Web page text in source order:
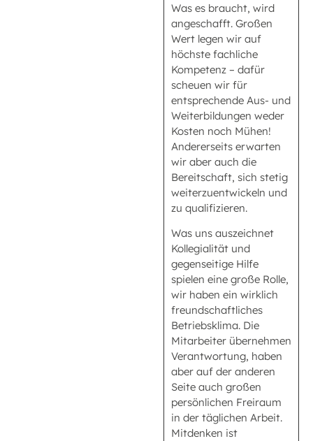
Was es braucht, wird
angeschafft. Großen
Wert legen wir auf
höchste fachliche
Kompetenz – dafür
scheuen wir für
entsprechende Aus- und
Weiterbildungen weder
Kosten noch Mühen!
Andererseits erwarten
wir aber auch die
Bereitschaft, sich stetig
weiterzuentwickeln und
zu qualifizieren.
Was uns auszeichnet
Kollegialität und
gegenseitige Hilfe
spielen eine große Rolle,
wir haben ein wirklich
freundschaftliches
Betriebsklima. Die
Mitarbeiter übernehmen
Verantwortung, haben
aber auf der anderen
Seite auch großen
persönlichen Freiraum
in der täglichen Arbeit.
Mitdenken ist